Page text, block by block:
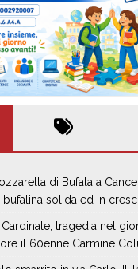
di Bufala a
bufalina solida ed in
tragedia nel
il 60enne Carmine